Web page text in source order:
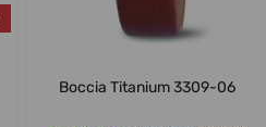
Boccia Titanium 3309-06